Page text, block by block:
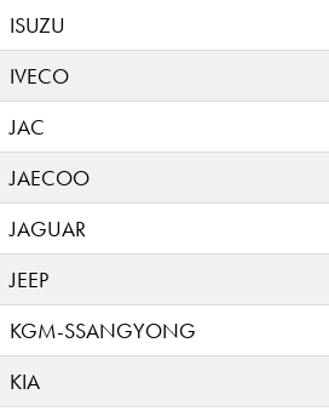
ISUZU
IVECO
JAC
JAECOO
JAGUAR
JEEP
KGM-SSANGYONG
KIA